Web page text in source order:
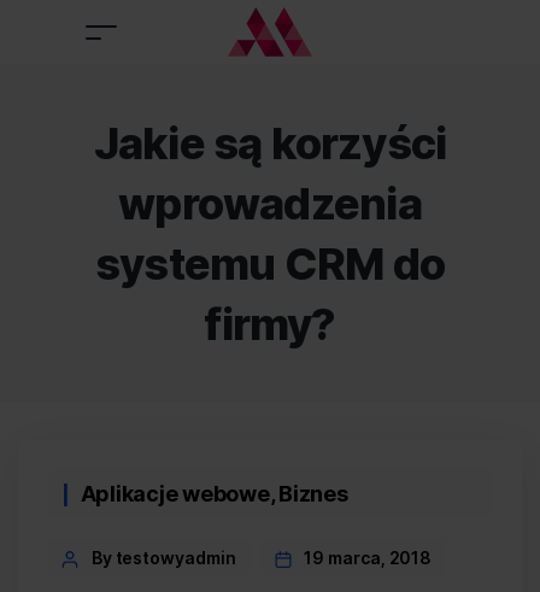
Jakie są korzyści
wprowadzenia
systemu CRM do
firmy?
Categories
Aplikacje webowe,Biznes
PostBy testowyadmin 19 marca, 2018